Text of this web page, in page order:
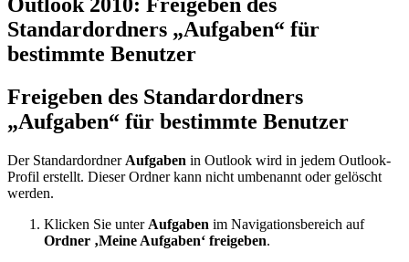
Standardordners „Aufgaben“ für
bestimmte Benutzer
Freigeben des Standardordners
„Aufgaben“ für bestimmte Benutzer
Der Standardordner Aufgaben in Outlook wird in jedem Outlook-
Profil erstellt. Dieser Ordner kann nicht umbenannt oder gelöscht
werden.
Klicken Sie unter Aufgaben im Navigationsbereich auf
Ordner ‚Meine Aufgaben‘ freigeben.